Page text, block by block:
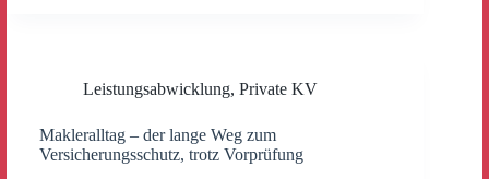
Leistungsabwicklung, Private KV
Makleralltag – der lange Weg zum
Versicherungsschutz, trotz Vorprüfung